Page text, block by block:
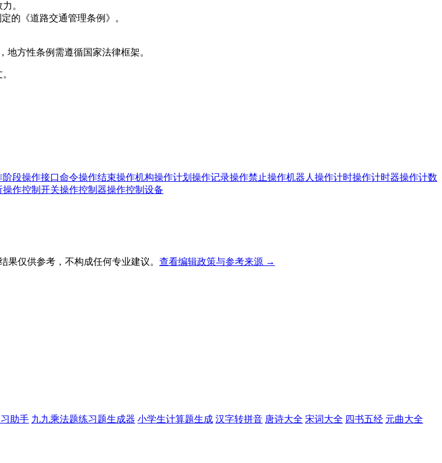
。
的《道路交通管理条例》。
方性条例需遵循国家法律框架。
阶段操作接口命令操作结束操作机构操作计划 操作记录操作禁止操作机器人 操作计时操作计时器操作计数
操作控制开关操作控制器操作控制设备
仅供参考，不构成任何专业建议。 查看编辑政策与参考来源 →
助手 九九乘法题练习题生成器 小学生计算题生成 汉字转拼音 唐诗大全 宋词大全 四书五经 元曲大全